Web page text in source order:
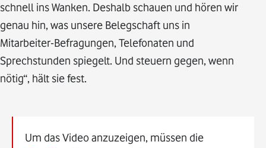
schnell ins Wanken. Deshalb schauen und hören wir
genau hin, was unsere Belegschaft uns in
Mitarbeiter-Befragungen, Telefonaten und
Sprechstunden spiegelt. Und steuern gegen, wenn
nötig“, hält sie fest.
Um das Video anzuzeigen, müssen die